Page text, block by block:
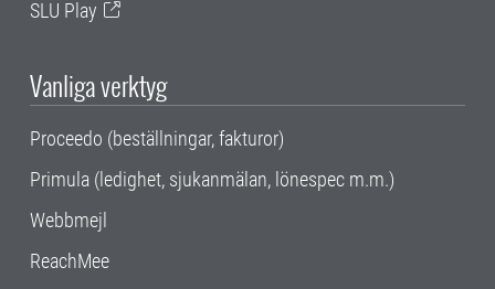
SLU Play
Vanliga verktyg
Proceedo (beställningar, fakturor)
Primula (ledighet, sjukanmälan, lönespec m.m.)
Webbmejl
ReachMee